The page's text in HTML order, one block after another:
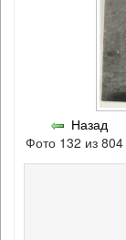
Назад
Фото 132 из 804